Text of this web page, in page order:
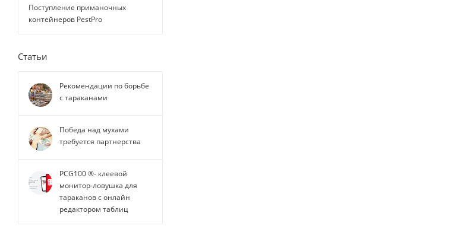
Поступление приманочных
контейнеров PestPro
Статьи
Рекомендации по борьбе
с тараканами
Победа над мухами
требуется партнерства
PCG100 ®- клеевой
монитор-ловушка для
тараканов с онлайн
редактором таблиц